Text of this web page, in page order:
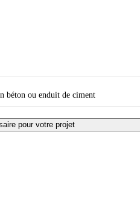
béton ou enduit de ciment
pour votre projet